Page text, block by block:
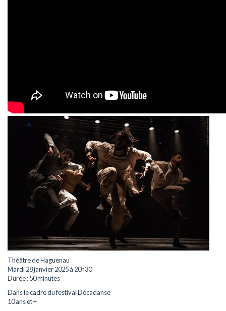
Théâtre de Haguenau
Mardi 28 janvier 2025 à 20h30
Durée : 50 minutes
Dans le cadre du festival Décadanse
10 ans et +